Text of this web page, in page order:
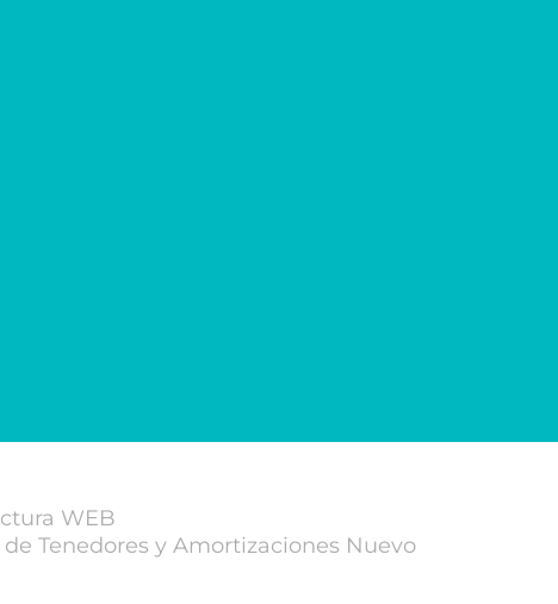
WEB
Tenedores y Amortizaciones Nuevo